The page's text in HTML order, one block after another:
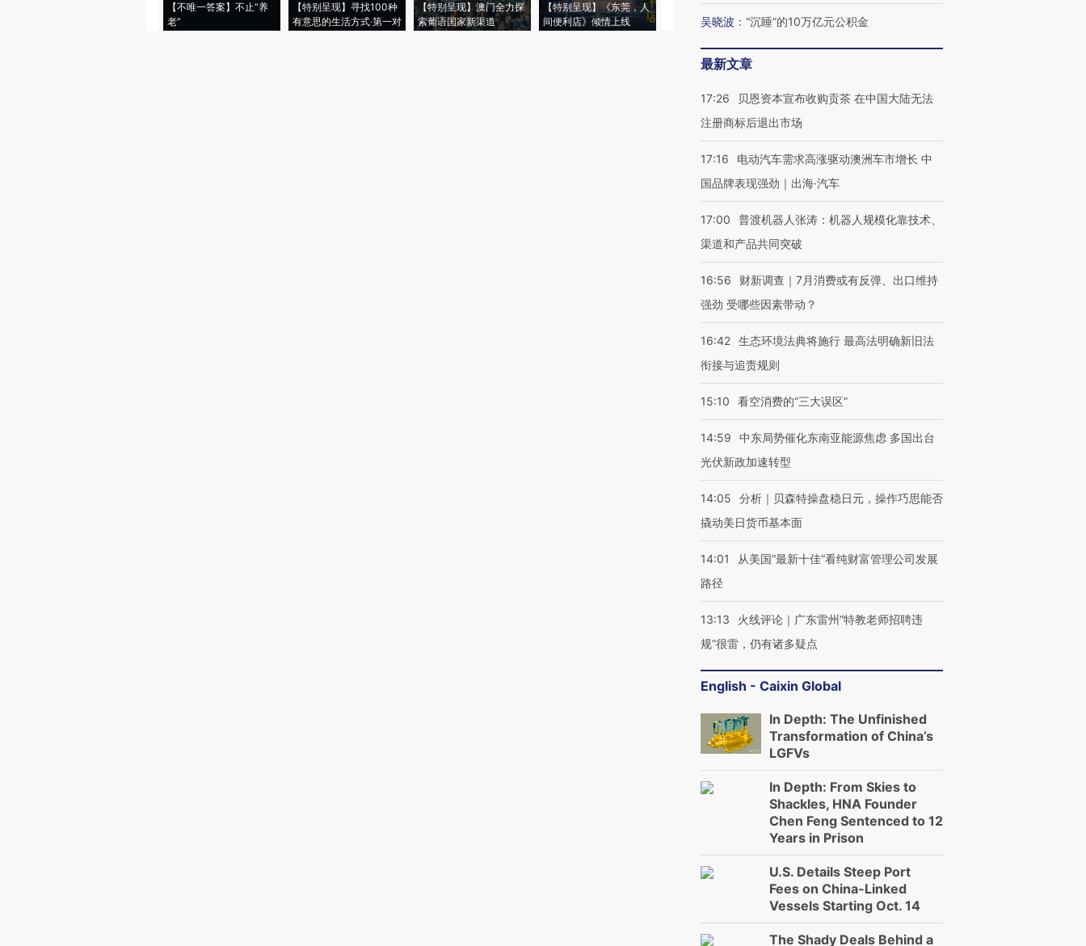
【不唯一答案】不止“养
老”
【特别呈现】寻找100种
有意思的生活方式·第一对
【特别呈现】澳门全力探
索葡语国家新渠道
【特别呈现】《东莞，人
间便利店》倾情上线
会，让数智科技“链”接产
【特别呈现】寻找100种
有意思的生活方式·第三对
CFO：不靠规模取胜，华
吴晓波 ： “沉睡”的10万亿元公积金
最新文章
17:26
贝恩资本宣布收购贡茶 在中国大陆无法
注册商标后退出市场
17:16
电动汽车需求高涨驱动澳洲车市增长 中
国品牌表现强劲｜出海·汽车
17:00
普渡机器人张涛：机器人规模化靠技术、
渠道和产品共同突破
16:56
财新调查｜7月消费或有反弹、出口维持
强劲 受哪些因素带动？
16:42 生态环境法典将施行 最高法明确新旧法
衔接与追责规则
15:10 看空消费的“三大误区”
14:59
中东局势催化东南亚能源焦虑 多国出台
光伏新政加速转型
14:05
分析｜贝森特操盘稳日元，操作巧思能否
撬动美日货币基本面
14:01
从美国“最新十佳”看纯财富管理公司发展
路径
13:13
火线评论｜广东雷州“特教老师招聘违
规”很雷，仍有诸多疑点
English - Caixin Global
In Depth: The Unfinished
Transformation of China’s
LGFVs
In Depth: From Skies to
Shackles, HNA Founder
Chen Feng Sentenced to 12
Years in Prison
U.S. Details Steep Port
Fees on China-Linked
Vessels Starting Oct. 14
The Shady Deals Behind a